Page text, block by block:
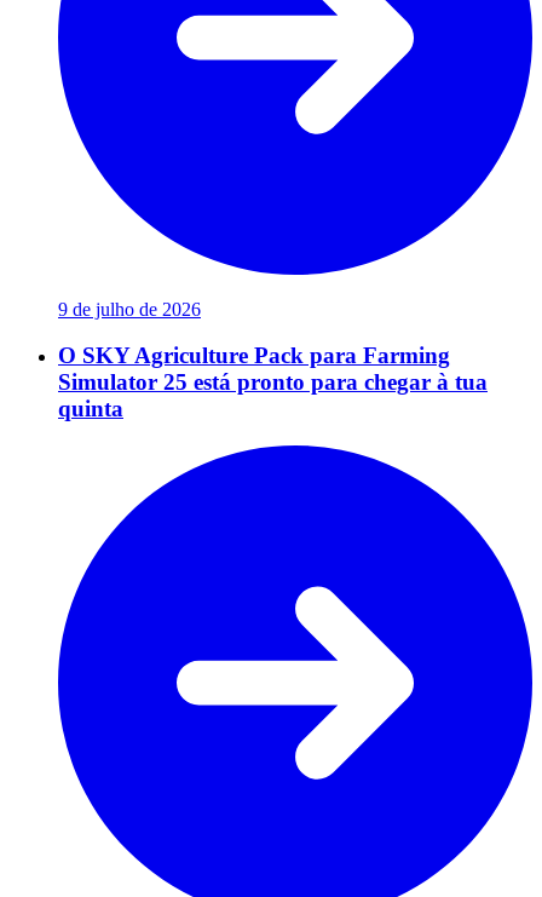
9 de julho de 2026
O SKY Agriculture Pack para Farming
Simulator 25 está pronto para chegar à tua
quinta